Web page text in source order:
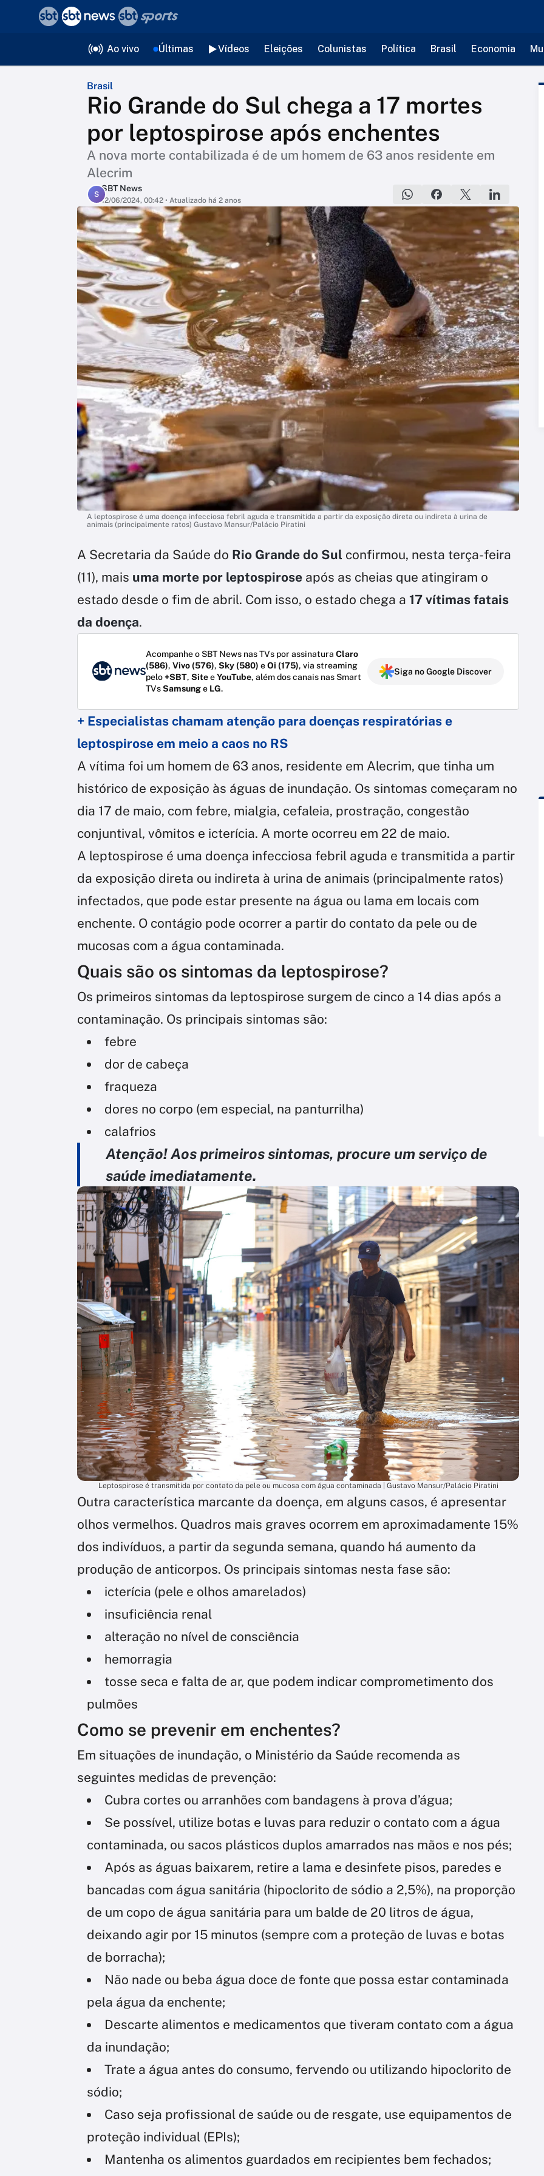
Ao vivo Últimas Vídeos Eleições Colunistas Política Brasil Economia
Brasil
Rio Grande do Sul chega a 17 mortes
por leptospirose após enchentes
A nova morte contabilizada é de um homem de 63 anos residente em
Alecrim
S
SBT News
12/06/2024, 00:42 • Atualizado há 2 anos
A leptospirose é uma doença infecciosa febril aguda e transmitida a partir da exposição direta ou indireta à urina de
animais (principalmente ratos) Gustavo Mansur/Palácio Piratini
A Secretaria da Saúde do Rio Grande do Sul confirmou, nesta terça-feira
(11), mais uma morte por leptospirose após as cheias que atingiram o
estado desde o fim de abril. Com isso, o estado chega a 17 vítimas fatais
da doença.
Acompanhe o SBT News nas TVs por assinatura Claro
(586), Vivo (576), Sky (580) eOi (175), via streaming
pelo+SBT, SiteeYouTube, além dos canais nas Smart
TVsSamsunge LG.
Siga no Google Discover
+ Especialistas chamam atenção para doenças respiratórias e
leptospirose em meio a caos no RS
A vítima foi um homem de 63 anos, residente em Alecrim, que tinha um
histórico de exposição às águas de inundação. Os sintomas começaram no
dia 17 de maio, com febre, mialgia, cefaleia, prostração, congestão
conjuntival, vômitos e icterícia. A morte ocorreu em 22 de maio.
A leptospirose é uma doença infecciosa febril aguda e transmitida a partir
da exposição direta ou indireta à urina de animais (principalmente ratos)
infectados, que pode estar presente na água ou lama em locais com
enchente. O contágio pode ocorrer a partir do contato da pele ou de
mucosas com a água contaminada.
Quais são os sintomas da leptospirose?
Os primeiros sintomas da leptospirose surgem de cinco a 14 dias após a
contaminação. Os principais sintomas são:
febre
dor de cabeça
fraqueza
dores no corpo (em especial, na panturrilha)
calafrios
Atenção! Aos primeiros sintomas, procure um serviço de
saúde imediatamente.
Leptospirose é transmitida por contato da pele ou mucosa com água contaminada | Gustavo Mansur/Palácio Piratini
Outra característica marcante da doença, em alguns casos, é apresentar
olhos vermelhos. Quadros mais graves ocorrem em aproximadamente 15%
dos indivíduos, a partir da segunda semana, quando há aumento da
produção de anticorpos. Os principais sintomas nesta fase são:
icterícia (pele e olhos amarelados)
insuficiência renal
alteração no nível de consciência
hemorragia
tosse seca e falta de ar, que podem indicar comprometimento dos
pulmões
Como se prevenir em enchentes?
Em situações de inundação, o Ministério da Saúde recomenda as
seguintes medidas de prevenção:
Cubra cortes ou arranhões com bandagens à prova d’água;
Se possível, utilize botas e luvas para reduzir o contato com a água
contaminada, ou sacos plásticos duplos amarrados nas mãos e nos pés;
Após as águas baixarem, retire a lama e desinfete pisos, paredes e
bancadas com água sanitária (hipoclorito de sódio a 2,5%), na proporção
de um copo de água sanitária para um balde de 20 litros de água,
deixando agir por 15 minutos (sempre com a proteção de luvas e botas
de borracha);
Não nade ou beba água doce de fonte que possa estar contaminada
pela água da enchente;
Descarte alimentos e medicamentos que tiveram contato com a água
da inundação;
Trate a água antes do consumo, fervendo ou utilizando hipoclorito de
sódio;
Caso seja profissional de saúde ou de resgate, use equipamentos de
proteção individual (EPIs);
Mantenha os alimentos guardados em recipientes bem fechados;
voltar
Editorias